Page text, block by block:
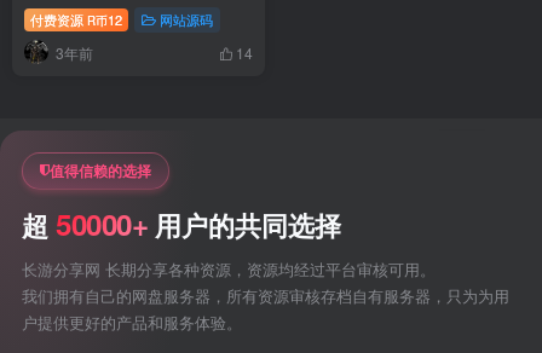
付费资源 R币12 网站源码
3年前 14
值得信赖的选择
超50000+ 用户的共同选择
长游分享网 长期分享各种资源，资源均经过平台审核可用。
我们拥有自己的网盘服务器，所有资源审核存档自有服务器，只为为用
户提供更好的产品和服务体验。